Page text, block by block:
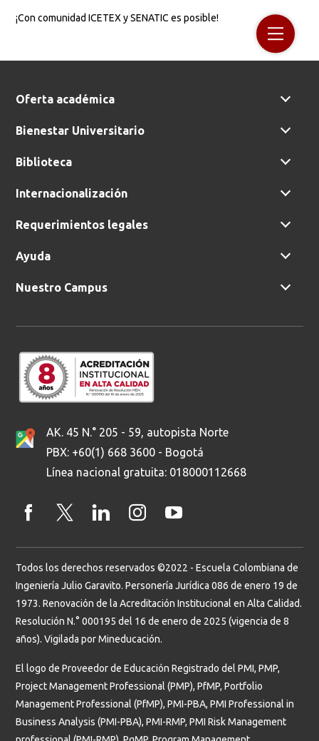
¡Con comunidad ICETEX y SENATIC es posible!
Oferta académica
Bienestar Universitario
Biblioteca
Internacionalización
Requerimientos legales
Ayuda
Nuestro Campus
AK. 45 N.° 205 - 59, autopista Norte
PBX: +60(1) 668 3600 - Bogotá
Línea nacional gratuita: 018000112668
Todos los derechos reservados ©2022 - Escuela Colombiana de
Ingeniería Julio Garavito. Personería Jurídica 086 de enero 19 de
1973. Renovación de la Acreditación Institucional en Alta Calidad.
Resolución N.° 000195 del 16 de enero de 2025 (vigencia de 8
años). Vigilada por Mineducación.
El logo de Proveedor de Educación Registrado del PMI, PMP,
Project Management Professional (PMP), PfMP, Portfolio
Management Professional (PfMP), PMI-PBA, PMI Professional in
Business Analysis (PMI-PBA), PMI-RMP, PMI Risk Management